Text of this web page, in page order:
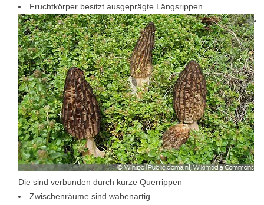
Fruchtkörper besitzt ausgeprägte Längsrippen
Die sind verbunden durch kurze Querrippen
Zwischenräume sind wabenartig